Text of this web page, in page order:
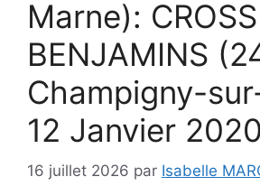
Marne): CROSS
BENJAMINS
Champigny-
12 Janvier 2020
16 juillet 2026 par Isabelle